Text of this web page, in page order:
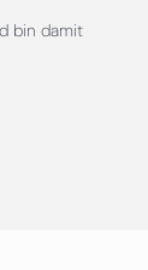
bin damit